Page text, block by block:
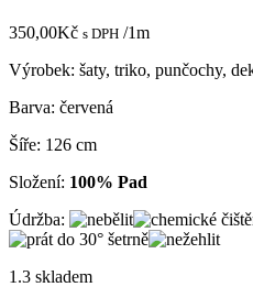
350,00Kč s DPH /1m
Výrobek: šaty, triko, punčochy,
Barva: červená
Šíře: 126 cm
Složení: 100% Pad
Údržba:
1.3 skladem